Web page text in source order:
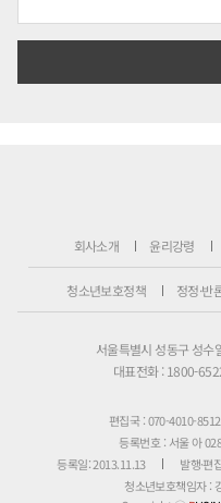
회사소개 윤리강령
청소년보호정책 정정·반
서울특별시 성동구 성
대표전화 : 1800-
편집국 : 070-4010-8512
등록번호 : 서울 아
등록일: 2013.11.13
발행·편
청소년보호책임자 :